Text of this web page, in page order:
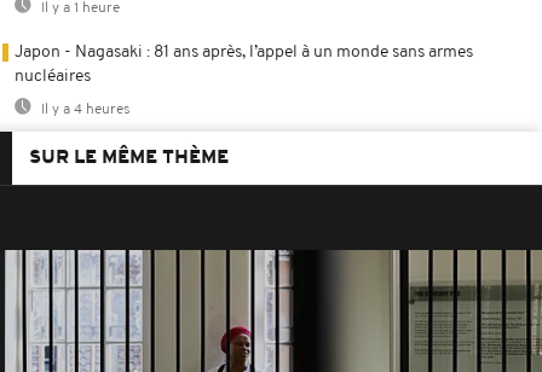
Il y a 1 heure
Japon - Nagasaki : 81 ans après, l’appel à un monde sans armes
nucléaires
Il y a 4 heures
SUR LE MÊME THÈME